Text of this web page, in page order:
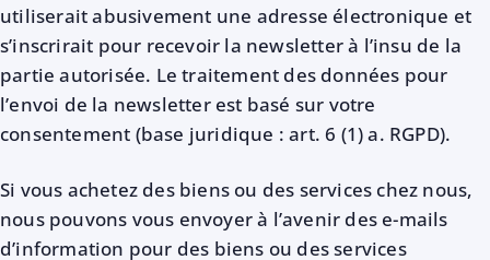
utiliserait abusivement une adresse électronique et
s’inscrirait pour recevoir la newsletter à l’insu de la
partie autorisée. Le traitement des données pour
l’envoi de la newsletter est basé sur votre
consentement (base juridique : art. 6 (1) a. RGPD).
Si vous achetez des biens ou des services chez nous,
nous pouvons vous envoyer à l’avenir des e-mails
d’information pour des biens ou des services